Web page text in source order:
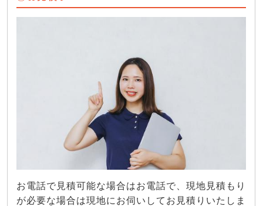
お電話で見積可能な場合はお電話で、現地見積もり
が必要な場合は現地にお伺いしてお見積りいたしま